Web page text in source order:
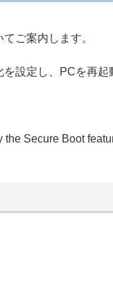
ご案内します。
設定し、PCを再起
Secure Boot